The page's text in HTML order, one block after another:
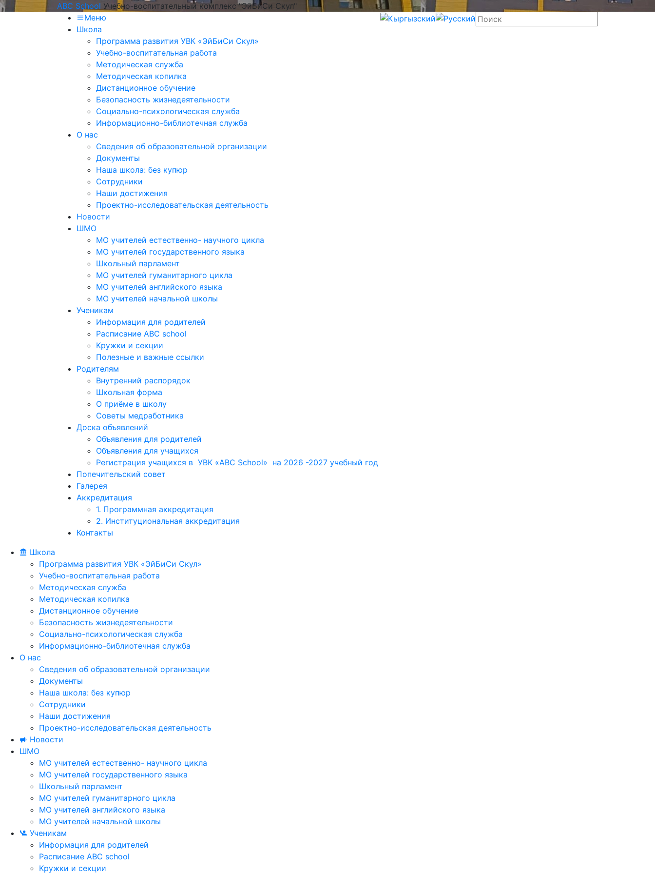
ABC School Учебно-воспитательный комплекс "ЭйБиСи Скул"
Меню
Школа
Программа развития УВК «ЭйБиСи Скул»
Учебно-воспитательная работа
Методическая служба
Методическая копилка
Дистанционное обучение
Безопасность жизнедеятельности
Социально-психологическая служба
Информационно-библиотечная служба
О нас
Сведения об образовательной организации
Документы
Наша школа: без купюр
Сотрудники
Наши достижения
Проектно-исследовательская деятельность
Новости
ШМО
МО учителей естественно- научного цикла
МО учителей государственного языка
Школьный парламент
МО учителей гуманитарного цикла
МО учителей английского языка
МО учителей начальной школы
Ученикам
Информация для родителей
Расписание ABC school
Кружки и секции
Полезные и важные ссылки
Родителям
Внутренний распорядок
Школьная форма
О приёме в школу
Советы медработника
Доска объявлений
Объявления для родителей
Объявления для учащихся
Регистрация учащихся в УВК «ABC School» на 2026 -2027 учебный год
Попечительский совет
Галерея
Аккредитация
1. Программная аккредитация
2. Институциональная аккредитация
Контакты
Школа
Программа развития УВК «ЭйБиСи Скул»
Учебно-воспитательная работа
Методическая служба
Методическая копилка
Дистанционное обучение
Безопасность жизнедеятельности
Социально-психологическая служба
Информационно-библиотечная служба
О нас
Сведения об образовательной организации
Документы
Наша школа: без купюр
Сотрудники
Наши достижения
Проектно-исследовательская деятельность
Новости
ШМО
МО учителей естественно- научного цикла
МО учителей государственного языка
Школьный парламент
МО учителей гуманитарного цикла
МО учителей английского языка
МО учителей начальной школы
Ученикам
Информация для родителей
Расписание ABC school
Кружки и секции